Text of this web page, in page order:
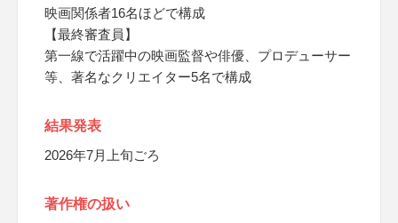
映画関係者16名ほどで構成
【最終審査員】
第一線で活躍中の映画監督や俳優、プロデューサー
等、著名なクリエイター5名で構成
結果発表
2026年7月上旬ごろ
著作権の扱い